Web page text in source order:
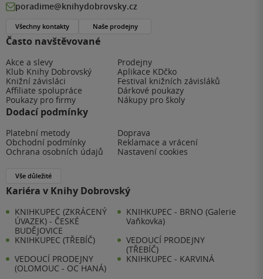
Často navštěvované
Akce a slevy
Prodejny
Klub Knihy Dobrovský
Aplikace KDčko
Knižní závisláci
Festival knižních závisláků
Affiliate spolupráce
Dárkové poukazy
Poukazy pro firmy
Nákupy pro školy
Dodací podmínky
Platební metody
Doprava
Obchodní podmínky
Reklamace a vrácení
Ochrana osobních údajů
Nastavení cookies
Vše důležité
Kariéra v Knihy Dobrovský
KNIHKUPEC (ZKRÁCENÝ
ÚVAZEK) - ČESKÉ
BUDĚJOVICE
KNIHKUPEC - BRNO (Galerie
Vaňkovka)
KNIHKUPEC (TŘEBÍČ)
VEDOUCÍ PRODEJNY
(TŘEBÍČ)
VEDOUCÍ PRODEJNY
(OLOMOUC - OC HANÁ)
KNIHKUPEC - KARVINÁ
poradime@knihydobrovsky.cz
Všechny kontakty Naše prodejny